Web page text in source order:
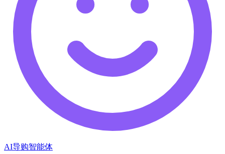
AI导购智能体